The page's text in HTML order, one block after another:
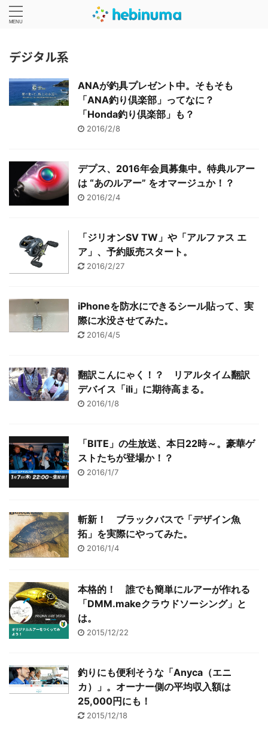
デジタル系
ANAが釣具プレゼント中。そもそも
「ANA釣り倶楽部」ってなに？
「Honda釣り倶楽部」も？
2016/2/8
デプス、2016年会員募集中。特典ルアー
は “あのルアー” をオマージュか！？
2016/2/4
「ジリオンSV TW」や「アルファス エ
ア」、予約販売スタート。
2016/2/27
iPhoneを防水にできるシール貼って、実
際に水没させてみた。
2016/4/5
翻訳こんにゃく！？ リアルタイム翻訳
デバイス「ili」に期待高まる。
2016/1/8
「BITE」の生放送、本日22時～。豪華ゲ
ストたちが登場か！？
2016/1/7
斬新！ ブラックバスで「デザイン魚
拓」を実際にやってみた。
2016/1/4
本格的！ 誰でも簡単にルアーが作れる
「DMM.makeクラウドソーシング」と
は。
2015/12/22
釣りにも便利そうな「Anyca（エニ
カ）」。オーナー側の平均収入額は
25,000円にも！
2015/12/18